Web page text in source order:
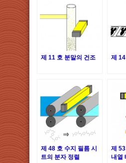
제 11 호 분말의 건조 제
제 48 호 수지 필름 시
트의 분자 정렬
제
내열